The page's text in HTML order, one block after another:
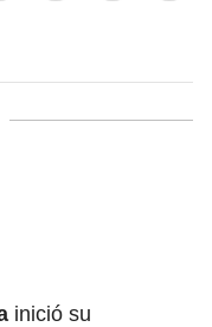
inició su